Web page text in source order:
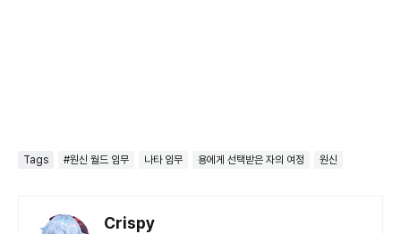
Tags #원신 월드 임무 나타 임무 용에게 선택받은 자의 여정 원신
Crispy